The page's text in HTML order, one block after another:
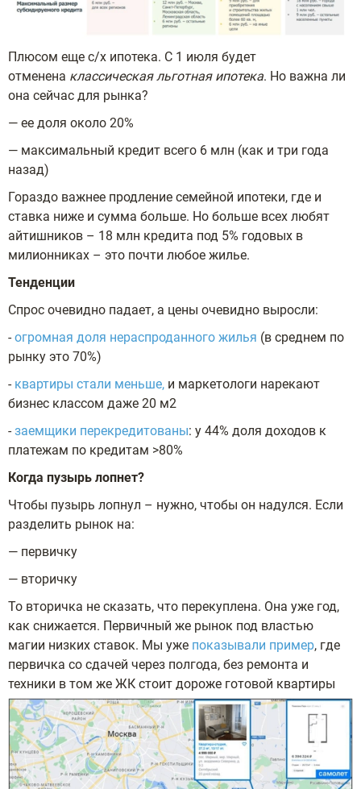
Плюсом еще с/х ипотека. С 1 июля будет
отменена классическая льготная ипотека. Но важна ли
она сейчас для рынка?
— ее доля около 20%
— максимальный кредит всего 6 млн (как и три года
назад)
Гораздо важнее продление семейной ипотеки, где и
ставка ниже и сумма больше. Но больше всех любят
айтишников – 18 млн кредита под 5% годовых в
милионниках – это почти любое жилье.
Тенденции
Спрос очевидно падает, а цены очевидно выросли:
-огромная доля нераспроданного жилья (в среднем по
рынку это 70%)
- квартиры стали меньше, и маркетологи нарекают
бизнес классом даже 20 м2
-заемщики перекредитованы: у 44% доля доходов к
платежам по кредитам >80%
Когда пузырь лопнет?
Чтобы пузырь лопнул – нужно, чтобы он надулся. Если
разделить рынок на:
— первичку
— вторичку
То вторичка не сказать, что перекуплена. Она уже год,
как снижается. Первичный же рынок под властью
магии низких ставок. Мы уже показывали пример, где
первичка со сдачей через полгода, без ремонта и
техники в том же ЖК стоит дороже готовой квартиры